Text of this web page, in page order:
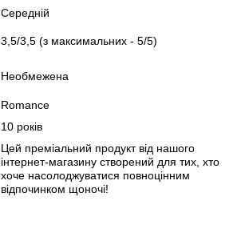
Середній
3,5/3,5 (з максимальних - 5/5)
Необмежена
Romance
10 років
Цей преміальний продукт від нашого
інтернет-магазину створений для тих, хто
хоче насолоджуватися повноцінним
відпочинком щоночі!